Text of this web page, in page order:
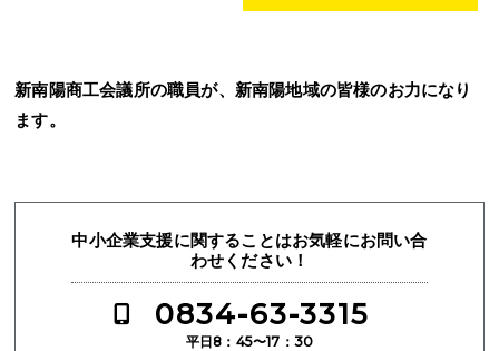
新南陽商工会議所の職員が、新南陽地域の皆様のお力になり
ます。
中小企業支援に関することはお気軽にお問い合
わせください！
0834-63-3315
平日8：45〜17：30